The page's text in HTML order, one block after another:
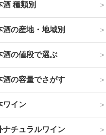
酒 種類別
酒の産地・地域別
酒の値段で選ぶ
酒の容量でさがす
ワイン
ナチュラルワイン